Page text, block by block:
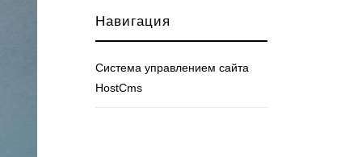
Навигация
Cистема управлением сайта
HostCms